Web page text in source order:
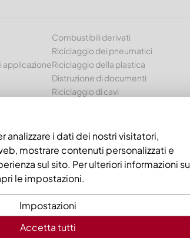
applicazione
Combustibili derivati
Riciclaggio dei pneumatici
Riciclaggio della plastica
Distruzione di documenti
Riciclaggio di cavi
versione 60, versione W9
analizzare i dati dei nostri visitatori,
mostrare contenuti personalizzati e
sul sito. Per ulteriori informazioni
le impostazioni.
Impostazioni
Accetta tutti